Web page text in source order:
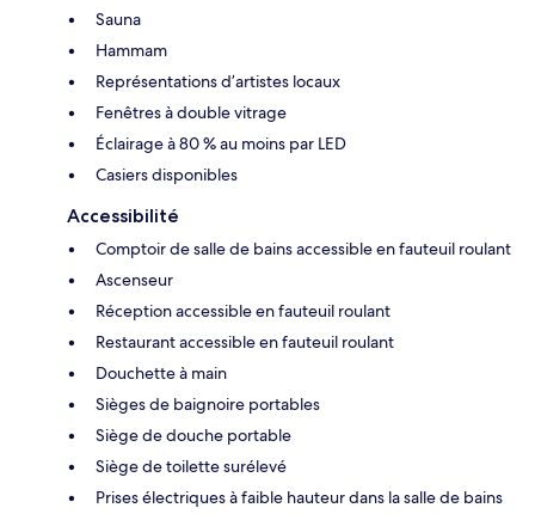
Sauna
Hammam
Représentations d’artistes locaux
Fenêtres à double vitrage
Éclairage à 80 % au moins par LED
Casiers disponibles
Accessibilité
Comptoir de salle de bains accessible en fauteuil roulant
Ascenseur
Réception accessible en fauteuil roulant
Restaurant accessible en fauteuil roulant
Douchette à main
Sièges de baignoire portables
Siège de douche portable
Siège de toilette surélevé
Prises électriques à faible hauteur dans la salle de bains